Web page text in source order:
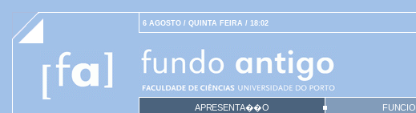
6 AGOSTO / QUINTA FEIRA / 18:02
APRESENTA��O